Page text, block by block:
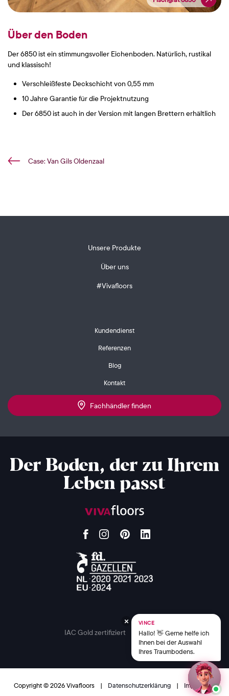
Über den Boden
Der 6850 ist ein stimmungsvoller Eichenboden. Natürlich, rustikal
und klassisch!
Verschleißfeste Deckschicht von 0,55 mm
10 Jahre Garantie für die Projektnutzung
Der 6850 ist auch in der Version mit langen Brettern erhältlich
Case: Van Gils Oldenzaal
Unsere Produkte
Über uns
#Vivafloors
Kundendienst
Referenzen
Blog
Kontakt
Fachhändler finden
Der Boden, der zu Ihrem
Leben passt
IAC Gold zertifiziert
Copyright © 2026 Vivafloors | Datenschutzerklärung | Impressum
VINCE
Hallo! 👋 Gerne helfe ich
Ihnen bei der Auswahl
Ihres Traumbodens.